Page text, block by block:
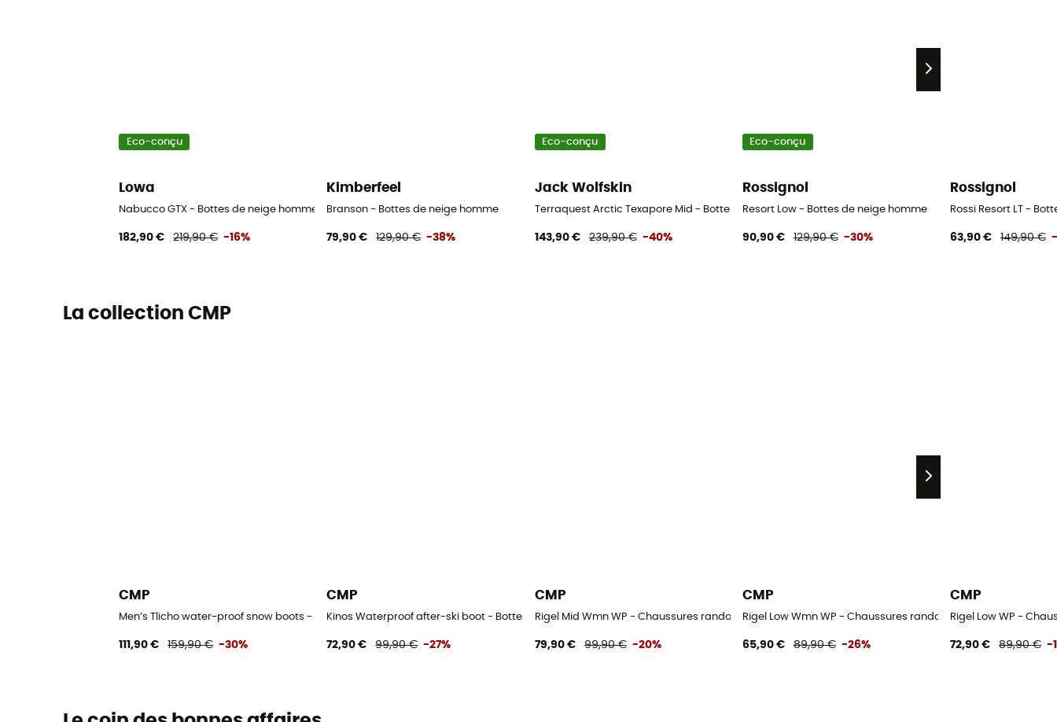
Eco-conçu
Lowa
Nabucco GTX - Bottes de neige homme
182,90 € 219,90 € -16%
Kimberfeel
Branson - Bottes de neige homme
79,90 € 129,90 € -38%
Eco-conçu
Jack Wolfskin
Terraquest Arctic Texapore Mid - Bottes de neige homme
143,90 € 239,90 € -40%
Eco-conçu
Rossignol
Resort Low - Bottes de neige homme
90,90 € 129,90 € -30%
Rossignol
Rossi Resort LT -
63,90 € 149,90 €
La collection CMP
CMP
Men’s Tlicho water-proof snow boots - Bottes de neige homme
111,90 € 159,90 € -30%
CMP
Kinos Waterproof after-ski boot - Bottes de neige homme
72,90 € 99,90 € -27%
CMP
Rigel Mid Wmn WP - Chaussures randonnée femme
79,90 € 99,90 € -20%
CMP
Rigel Low Wmn WP - Chaussures randonnée femme
65,90 € 89,90 € -26%
CMP
Rigel Low WP -
72,90 € 89,90 € -